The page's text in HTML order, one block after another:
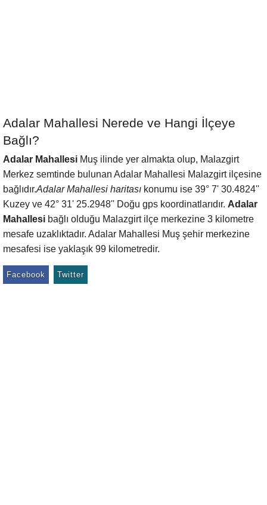
Adalar Mahallesi Nerede ve Hangi İlçeye
Bağlı?
Adalar Mahallesi Muş ilinde yer almakta olup, Malazgirt
Merkez semtinde bulunan Adalar Mahallesi Malazgirt ilçesine
bağlıdır.Adalar Mahallesi haritası konumu ise 39° 7' 30.4824''
Kuzey ve 42° 31' 25.2948'' Doğu gps koordinatlarıdır. Adalar
Mahallesi bağlı olduğu Malazgirt ilçe merkezine 3 kilometre
mesafe uzaklıktadır. Adalar Mahallesi Muş şehir merkezine
mesafesi ise yaklaşık 99 kilometredir.
Facebook Twitter